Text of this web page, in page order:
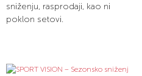
sniženju, rasprodaji, kao ni
poklon setovi.